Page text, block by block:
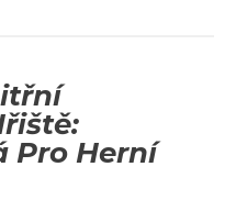
Pro Herní